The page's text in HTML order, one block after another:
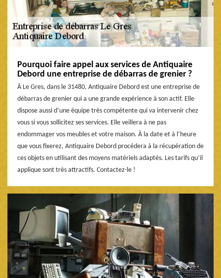
Pourquoi faire appel aux services de Antiquaire
Debord une entreprise de débarras de grenier ?
À Le Gres, dans le 31480, Antiquaire Debord est une entreprise de
débarras de grenier qui a une grande expérience à son actif. Elle
dispose aussi d’une équipe très compétente qui va intervenir chez
vous si vous sollicitez ses services. Elle veillera à ne pas
endommager vos meubles et votre maison. À la date et à l’heure
que vous fixerez, Antiquaire Debord procédera à la récupération de
ces objets en utilisant des moyens matériels adaptés. Les tarifs qu’il
applique sont très attractifs. Contactez-le !